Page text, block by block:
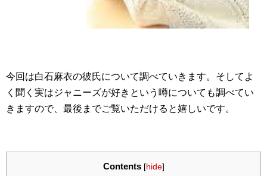
今回は白石麻衣の彼氏について調べていきます。そしてよ
く聞く実はジャニーズが好きという噂についても調べてい
きますので、最後までご覧いただけると嬉しいです。
Contents [hide]